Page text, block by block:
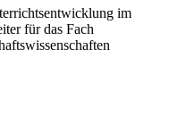
im
für das Fach